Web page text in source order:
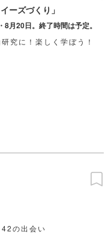
ーズづくり」
月20日。終了時間は予定。
究に！楽しく学ぼう！
の出会い